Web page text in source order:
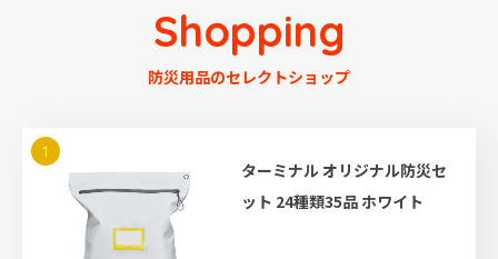
Shopping
防災用品のセレクトショップ
ターミナル オリジナル防災セ
ット 24種類35品 ホワイト
1